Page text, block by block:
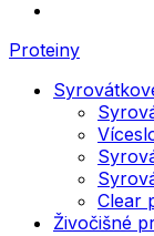
Proteiny
Clear
Živočišné